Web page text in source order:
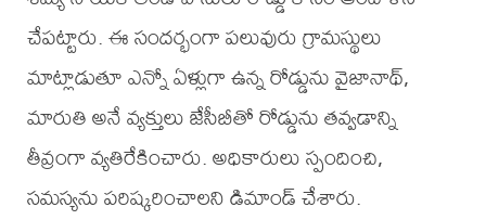
చేపట్టారు. ఈ సందర్భంగా పలువురు గ్రామస్థులు
మాట్లాడుతూ ఎన్నో ఏళ్లుగా ఉన్న రోడ్డును వైజానాథ్,
మారుతి అనే వ్యక్తులు జేసీబీతో రోడ్డును తవ్వడాన్ని
తీవ్రంగా వ్యతిరేకించారు. అధికారులు స్పందించి,
సమస్యను పరిష్కరించాలని డిమాండ్ చేశారు.